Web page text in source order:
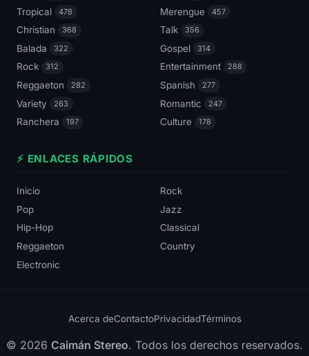
Tropical 478 Merengue 457
Christian 368 Talk 356
Balada 322 Gospel 314
Rock 312 Entertainment 288
Reggaeton 282 Spanish 277
Variety 263 Romantic 247
Ranchera 197 Culture 178
⚡ ENLACES RÁPIDOS
Inicio
Rock
Pop
Jazz
Hip-Hop
Classical
Reggaeton
Country
Electronic
Acerca deContactoPrivacidadTérminos
© 2026 Caimán Stereo. Todos los derechos reservados.